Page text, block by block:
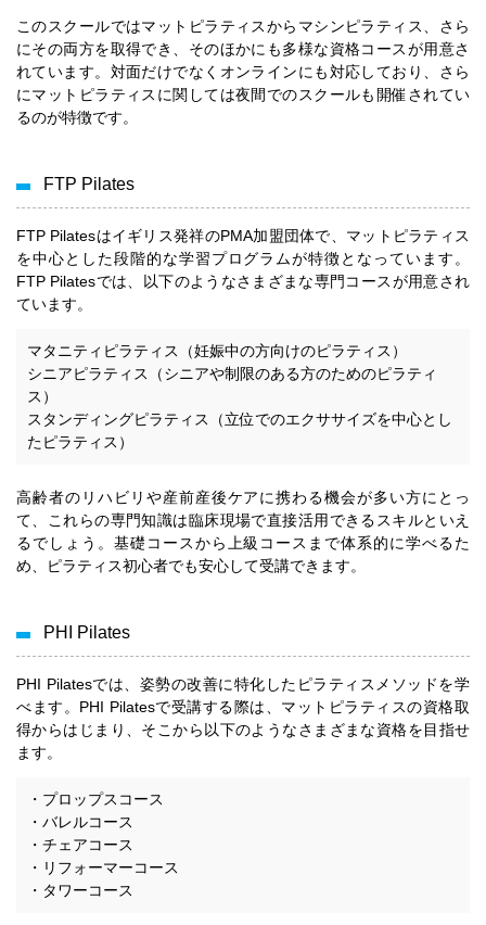
このスクールではマットピラティスからマシンピラティス、さら
にその両方を取得でき、そのほかにも多様な資格コースが用意さ
れています。対面だけでなくオンラインにも対応しており、さら
にマットピラティスに関しては夜間でのスクールも開催されてい
るのが特徴です。
FTP Pilates
FTP Pilatesはイギリス発祥のPMA加盟団体で、マットピラティス
を中心とした段階的な学習プログラムが特徴となっています。
FTP Pilatesでは、以下のようなさまざまな専門コースが用意され
ています。
マタニティピラティス（妊娠中の方向けのピラティス）
シニアピラティス（シニアや制限のある方のためのピラティ
ス）
スタンディングピラティス（立位でのエクササイズを中心とし
たピラティス）
高齢者のリハビリや産前産後ケアに携わる機会が多い方にとっ
て、これらの専門知識は臨床現場で直接活用できるスキルといえ
るでしょう。基礎コースから上級コースまで体系的に学べるた
め、ピラティス初心者でも安心して受講できます。
PHI Pilates
PHI Pilatesでは、姿勢の改善に特化したピラティスメソッドを学
べます。PHI Pilatesで受講する際は、マットピラティスの資格取
得からはじまり、そこから以下のようなさまざまな資格を目指せ
ます。
・プロップスコース
・バレルコース
・チェアコース
・リフォーマーコース
・タワーコース